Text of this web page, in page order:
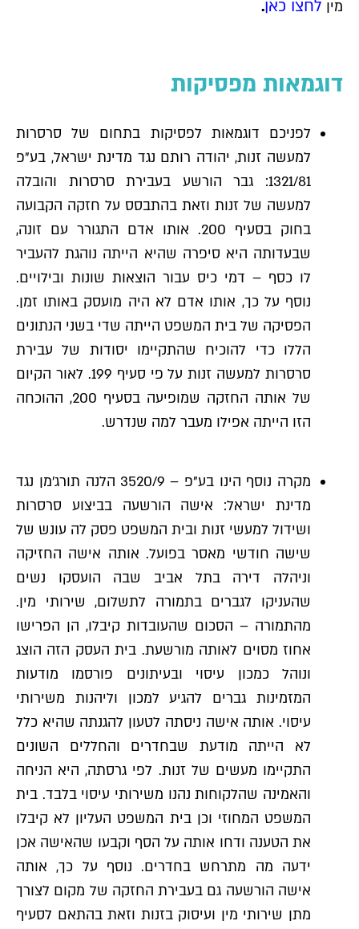
מין לחצו כאן.
דוגמאות מפסיקות
לפניכם דוגמאות לפסיקות בתחום של סרסרות
למעשה זנות, יהודה רותם נגד מדינת ישראל, בע"פ
1321/81: גבר הורשע בעבירת סרסרות והובלה
למעשה של זנות וזאת בהתבסס על חזקה הקבועה
בחוק בסעיף 200. אותו אדם התגורר עם זונה,
שבעדותה היא סיפרה שהיא הייתה נוהגת להעביר
לו כסף – דמי כיס עבור הוצאות שונות ובילויים.
נוסף על כך, אותו אדם לא היה מועסק באותו זמן.
הפסיקה של בית המשפט הייתה שדי בשני הנתונים
הללו כדי להוכיח שהתקיימו יסודות של עבירת
סרסרות למעשה זנות על פי סעיף 199. לאור הקיום
של אותה החזקה שמופיעה בסעיף 200, ההוכחה
הזו הייתה אפילו מעבר למה שנדרש.
מקרה נוסף הינו בע"פ – 3520/9 הלנה תורג'מן נגד
מדינת ישראל: אישה הורשעה בביצוע סרסרות
ושידול למעשי זנות ובית המשפט פסק לה עונש של
שישה חודשי מאסר בפועל. אותה אישה החזיקה
וניהלה דירה בתל אביב שבה הועסקו נשים
שהעניקו לגברים בתמורה לתשלום, שירותי מין.
מהתמורה – הסכום שהעובדות קיבלו, הן הפרישו
אחוז מסוים לאותה מורשעת. בית העסק הזה הוצג
ונוהל כמכון עיסוי ובעיתונים פורסמו מודעות
המזמינות גברים להגיע למכון וליהנות משירותי
עיסוי. אותה אישה ניסתה לטעון להגנתה שהיא כלל
לא הייתה מודעת שבחדרים והחללים השונים
התקיימו מעשים של זנות. לפי גרסתה, היא הניחה
והאמינה שהלקוחות נהנו משירותי עיסוי בלבד. בית
המשפט המחוזי וכן בית המשפט העליון לא קיבלו
את הטענה ודחו אותה על הסף וקבעו שהאישה אכן
ידעה מה מתרחש בחדרים. נוסף על כך, אותה
אישה הורשעה גם בעבירת החזקה של מקום לצורך
מתן שירותי מין ועיסוק בזנות וזאת בהתאם לסעיף